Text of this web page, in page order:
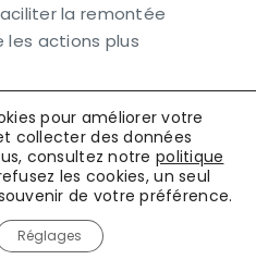
la remontée
les actions plus
détecte une
Il
remplit le
photo de
rapport. Le
pour améliorer votre
collecter des données
consultez notre politique
les cookies, un seul
de votre préférence.
Réglages